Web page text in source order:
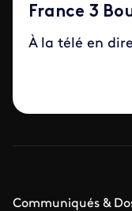
France 3
À la télé en
Communiqués &